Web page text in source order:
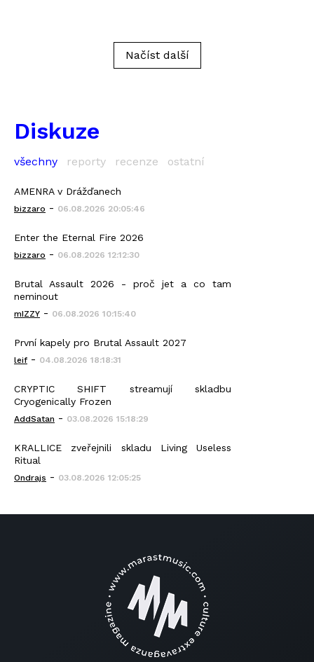
Načíst další
Diskuze
všechny reporty recenze ostatní
AMENRA v Drážďanech
bizzaro - 06.08.2026 20:05:46
Enter the Eternal Fire 2026
bizzaro - 06.08.2026 12:12:30
Brutal Assault 2026 - proč jet a co tam
neminout
mIZZY - 06.08.2026 10:15:40
První kapely pro Brutal Assault 2027
leif - 04.08.2026 18:18:31
CRYPTIC SHIFT streamují skladbu
Cryogenically Frozen
AddSatan - 03.08.2026 15:18:29
KRALLICE zveřejnili skladu Living Useless
Ritual
Ondrajs - 03.08.2026 12:05:25